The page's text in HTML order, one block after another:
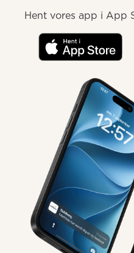
Hent vores app i App